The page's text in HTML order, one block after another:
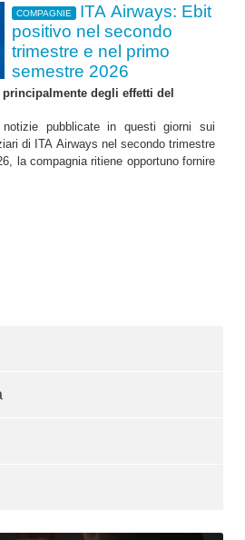
COMPAGNIE
ITA Airways: Ebit
positivo nel secondo
trimestre e nel primo
semestre 2026
degli effetti del
pubblicate in questi giorni sui
di ITA Airways nel secondo trimestre
la compagnia ritiene opportuno fornire